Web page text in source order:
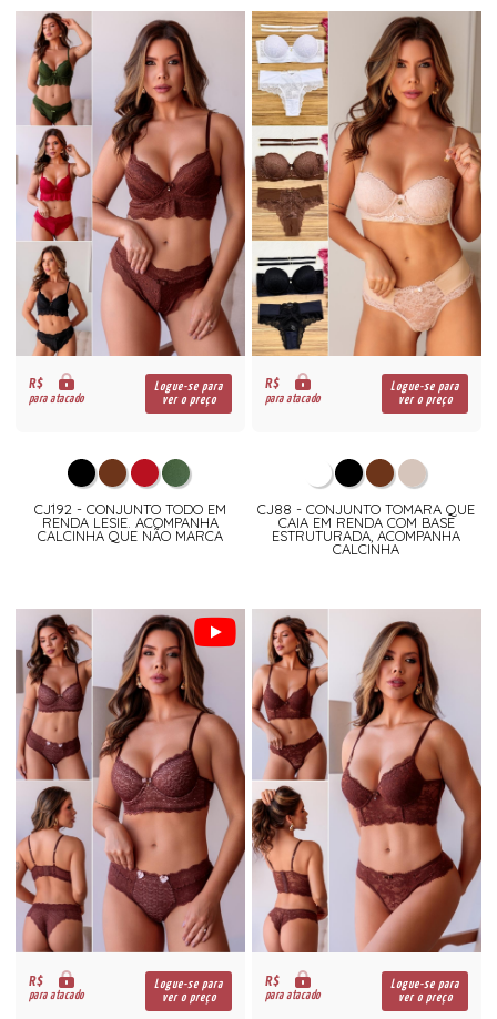
R$
para atacado
Logue-se para
ver o preço
CJ192 - CONJUNTO TODO EM
RENDA LESIE. ACOMPANHA
CALCINHA QUE NÃO MARCA
R$
para atacado
Logue-se para
ver o preço
CJ88 - CONJUNTO TOMARA QUE
CAIA EM RENDA COM BASE
ESTRUTURADA, ACOMPANHA
CALCINHA
R$
para atacado
Logue-se para
ver o preço
R$
para atacado
Logue-se para
ver o preço